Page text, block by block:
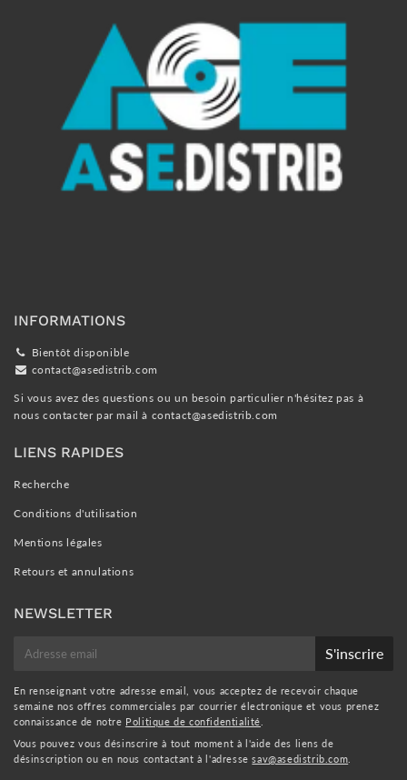
INFORMATIONS
Bientôt disponible
contact@asedistrib.com
Si vous avez des questions ou un besoin particulier n'hésitez pas à
nous contacter par mail à contact@asedistrib.com
LIENS RAPIDES
Recherche
Conditions d'utilisation
Mentions légales
Retours et annulations
NEWSLETTER
mail
S'inscrire
En renseignant votre adresse email, vous acceptez de recevoir chaque
semaine nos offres commerciales par courrier électronique et vous prenez
connaissance de notre Politique de confidentialité
Vous pouvez vous désinscrire à tout moment à l'aide des liens de
désinscription ou en nous contactant à l'adressesav@asedistrib.com